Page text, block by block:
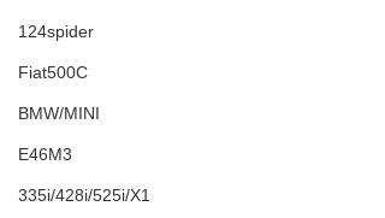
124spider
Fiat500C
BMW/MINI
E46M3
335i/428i/525i/X1